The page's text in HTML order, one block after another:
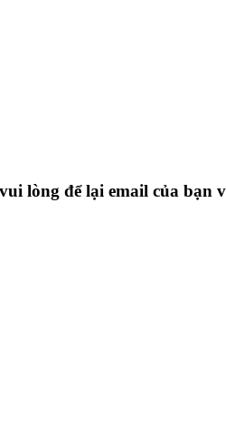
lòng để lại email của bạn